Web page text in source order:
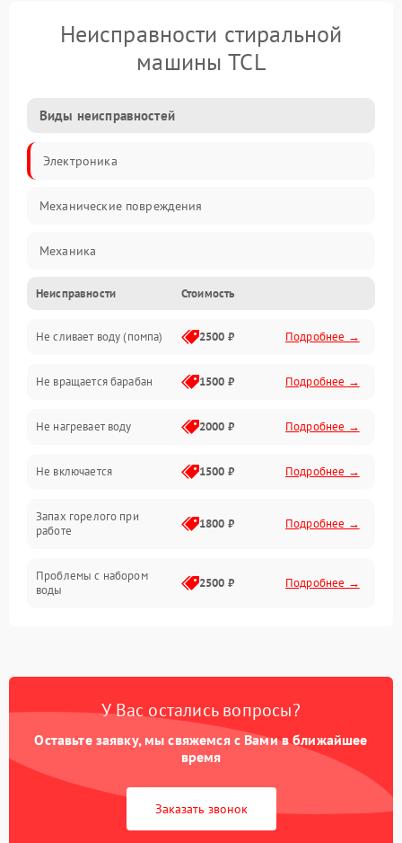
Неисправности стиральной
машины TCL
Виды неисправностей
Электроника
Механические повреждения
Механика
Электропитание
Водоснабжение
Слив
Программное обеспечение
Неисправности Стоимость
Не сливает воду (помпа) 2500 ₽ Подробнее →
Не вращается барабан 1500 ₽ Подробнее →
Не нагревает воду 2000 ₽ Подробнее →
Не включается 1500 ₽ Подробнее →
Запах горелого при
работе
1800 ₽ Подробнее →
Проблемы с набором
воды
2500 ₽ Подробнее →
Замена платы управления 2200 ₽ Подробнее →
У Вас остались вопросы?
Оставьте заявку, мы свяжемся с Вами в ближайшее
время
Заказать звонок